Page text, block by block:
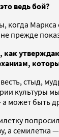
ведь бой?
прежде
стыд,
может быть
а